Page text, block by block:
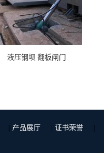
液压钢坝 翻板闸门
产品展厅 证书荣誉